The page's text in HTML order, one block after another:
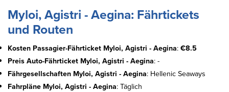
Myloi, Agistri - Aegina: Fährtickets
und Routen
Kosten Passagier-Fährticket Myloi, Agistri - Aegina: €8.5
Preis Auto-Fährticket Myloi, Agistri - Aegina: -
Fährgesellschaften Myloi, Agistri - Aegina: Hellenic Seaways
Fahrpläne Myloi, Agistri - Aegina: Täglich